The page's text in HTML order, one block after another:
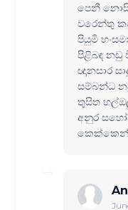
පෙනී
වරෙන්තු
පියුමි
පිළිබඳ නඩු
ඥානසාර
සම්බන්ධ
තුසිත
අනුර
කෙක්කෙන්